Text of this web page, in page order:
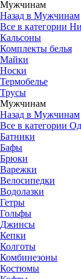
Мужчинам
Назад в Мужчинам
Все в категории
Кальсоны
Комплекты белья
Майки
Носки
Термобелье
Трусы
Мужчинам
Назад в Мужчинам
Все в категории
Батники
Бафы
Брюки
Варежки
Велосипедки
Водолазки
Гетры
Гольфы
Джинсы
Кепки
Колготы
Комбинезоны
Костюмы